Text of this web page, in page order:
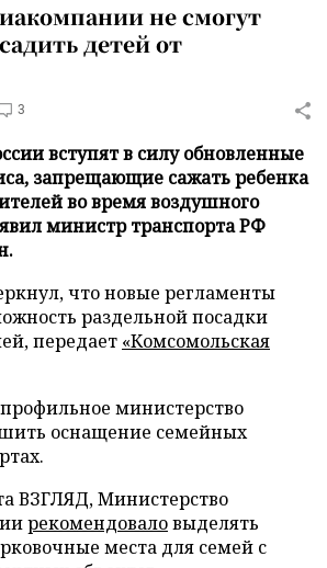
не смогут
детей от
3
вступят в силу обновленные
запрещающие сажать ребенка
во время воздушного
министр транспорта РФ
что новые регламенты
раздельной посадки
передает «Комсомольская
министерство
оснащение семейных
ВЗГЛЯД, Министерство
рекомендоваловыделять
места для семей с